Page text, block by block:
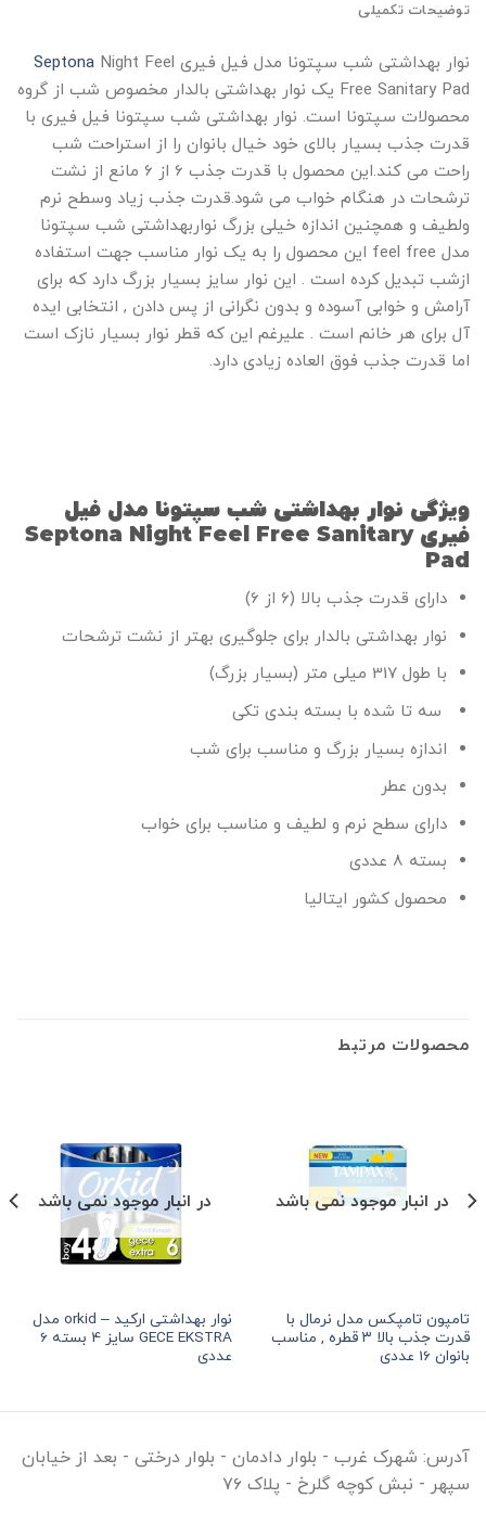
توضیحات تکمیلی
نوار بهداشتی شب سپتونا مدل فیل فیری Septona Night Feel
Free Sanitary Pad یک نوار بهداشتی بالدار مخصوص شب از گروه
محصولات سپتونا است. نوار بهداشتی شب سپتونا فیل فیری با
قدرت جذب بسیار بالای خود خیال بانوان را از استراحت شب
راحت می کند.این محصول با قدرت جذب 6 از 6 مانع از نشت
ترشحات در هنگام خواب می شود.قدرت جذب زیاد وسطح نرم
ولطیف و همچنین اندازه خیلی بزرگ نواربهداشتی شب سپتونا
مدل feel free این محصول را به یک نوار مناسب جهت استفاده
ازشب تبدیل کرده است . این نوار سایز بسیار بزرگ دارد که برای
آرامش و خوابی آسوده و بدون نگرانی از پس دادن , انتخابی ایده
آل برای هر خانم است . علیرغم این که قطر نوار بسیار نازک است
اما قدرت جذب فوق العاده زیادی دارد.
ویژگی نوار بهداشتی شب سپتونا مدل فیل
فیری Septona Night Feel Free Sanitary
Pad
دارای قدرت جذب بالا (6 از 6)
نوار بهداشتی بالدار برای جلوگیری بهتر از نشت ترشحات
با طول 317 میلی متر (بسیار بزرگ)
سه تا شده با بسته بندی تکی
اندازه بسیار بزرگ و مناسب برای شب
بدون عطر
دارای سطح نرم و لطیف و مناسب برای خواب
بسته 8 عددی
محصول کشور ایتالیا
محصولات مرتبط
در انبار موجود نمی باشد
تامپون تامپکس مدل نرمال با
قدرت جذب بالا ۳ قطره , مناسب
بانوان 16 عددی
در انبار موجود نمی باشد
نوار بهداشتی ارکید – orkid مدل
GECE EKSTRA سایز 4 بسته 6
عددی
آدرس: شهرک غرب - بلوار دادمان - بلوار درختی - بعد از خیابان
سپهر - نبش کوچه گلرخ - پلاک ۷۶